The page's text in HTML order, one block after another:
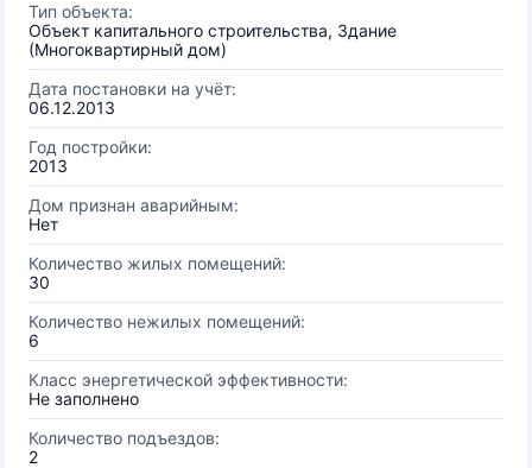
Тип объекта:
Объект капитального строительства, Здание
(Многоквартирный дом)
Дата постановки на учёт:
06.12.2013
Год постройки:
2013
Дом признан аварийным:
Нет
Количество жилых помещений:
30
Количество нежилых помещений:
6
Класс энергетической эффективности:
Не заполнено
Количество подъездов:
2